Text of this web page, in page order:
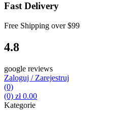
Fast Delivery
Free Shipping over$99
4.8
google reviews
Zaloguj / Zarejestruj
(0)
(0) zł0.00
Kategorie